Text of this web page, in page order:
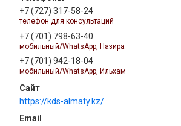
+7 (727) 317-58-24
телефон для консультаций
+7 (701) 798-63-40
мобильный/WhatsApp, Назира
+7 (701) 942-18-04
мобильный/WhatsApp, Ильхам
https://kds-almaty.kz/